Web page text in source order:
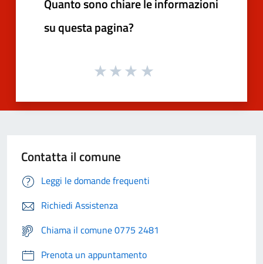
su questa pagina?
Contatta il comune
Leggi le domande frequenti
Richiedi Assistenza
Chiama il comune 0775 2481
Prenota un appuntamento